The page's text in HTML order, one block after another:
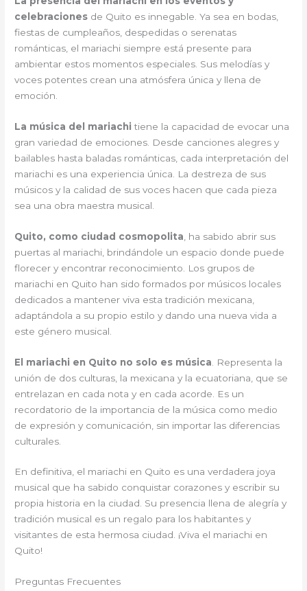
celebraciones de Quito es innegable. Ya sea en bodas,
fiestas de cumpleaños, despedidas o serenatas
románticas, el mariachi siempre está presente para
ambientar estos momentos especiales. Sus melodías y
voces potentes crean una atmósfera única y llena de
emoción.
La música del mariachi tiene la capacidad de evocar una
gran variedad de emociones. Desde canciones alegres y
bailables hasta baladas románticas, cada interpretación del
mariachi es una experiencia única. La destreza de sus
músicos y la calidad de sus voces hacen que cada pieza
sea una obra maestra musical.
Quito, como ciudad cosmopolita , ha sabido abrir sus
puertas al mariachi, brindándole un espacio donde puede
florecer y encontrar reconocimiento. Los grupos de
mariachi en Quito han sido formados por músicos locales
dedicados a mantener viva esta tradición mexicana,
adaptándola a su propio estilo y dando una nueva vida a
este género musical.
El mariachi en Quito no solo es música . Representa la
unión de dos culturas, la mexicana y la ecuatoriana, que se
entrelazan en cada nota y en cada acorde. Es un
recordatorio de la importancia de la música como medio
de expresión y comunicación, sin importar las diferencias
culturales.
En definitiva, el mariachi en Quito es una verdadera joya
musical que ha sabido conquistar corazones y escribir su
propia historia en la ciudad. Su presencia llena de alegría y
tradición musical es un regalo para los habitantes y
visitantes de esta hermosa ciudad. ¡Viva el mariachi en
Quito!
Preguntas Frecuentes